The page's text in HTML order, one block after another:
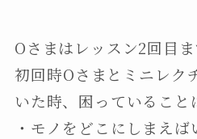
Oさまはレッスン2回目ま
初回時Oさまとミニレク
いた時、困っていること
・モノをどこにしまえ